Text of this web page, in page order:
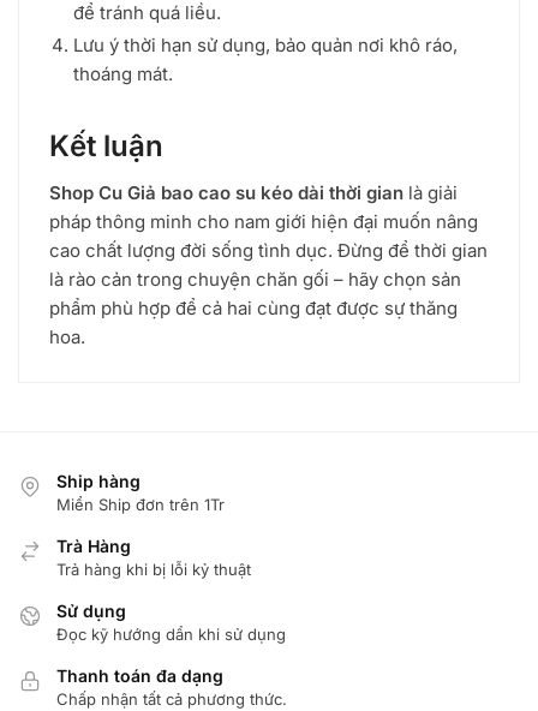
để tránh quá liều.
Lưu ý thời hạn sử dụng, bảo quản nơi khô ráo,
thoáng mát.
Kết luận
Shop Cu Giả bao cao su kéo dài thời gian là giải
pháp thông minh cho nam giới hiện đại muốn nâng
cao chất lượng đời sống tình dục. Đừng để thời gian
là rào cản trong chuyện chăn gối – hãy chọn sản
phẩm phù hợp để cả hai cùng đạt được sự thăng
hoa.
Ship hàng
Miển Ship đơn trên 1Tr
Trà Hàng
Trả hàng khi bị lỗi kỷ thuật
Sử dụng
Đọc kỹ hướng dẩn khi sử dụng
Thanh toán đa dạng
Chấp nhận tất cả phương thức.